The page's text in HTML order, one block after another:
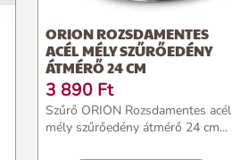
ORION ROZSDAMENTES
ACÉL MÉLY SZŰRŐEDÉNY
ÁTMÉRŐ 24 CM
3 890 Ft
Szűrő ORION Rozsdamentes acél
mély szűrőedény átmérő 24 cm...